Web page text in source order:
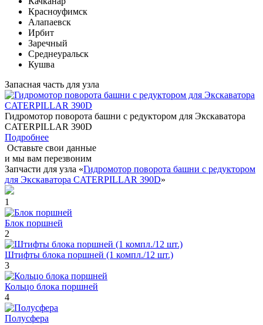
Красноуфимск
Алапаевск
Ирбит
Заречный
Среднеуральск
Кушва
Запасная часть для узла
Гидромотор поворота башни с редуктором для Экскаватора
CATERPILLAR 390D
Подробнее
Оставьте свои данные
и мы вам перезвоним
Запчасти для узла «Гидромотор поворота башни с редуктором
для Экскаватора CATERPILLAR 390D»
1
Блок поршней
2
Штифты блока поршней (1 компл./12 шт.)
3
Кольцо блока поршней
4
Полусфера